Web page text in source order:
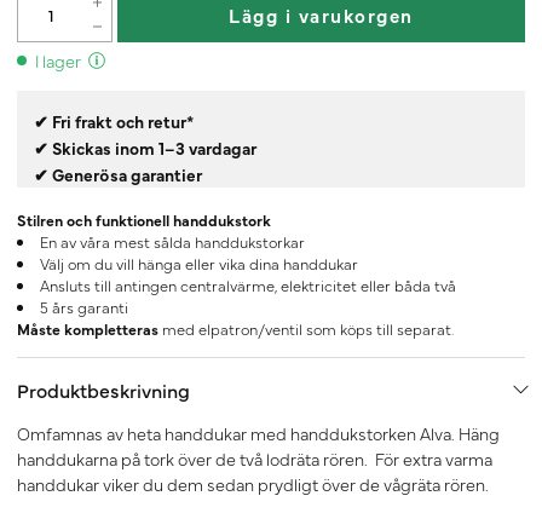
Lägg i varukorgen
I lager
✔ Fri frakt och retur*
✔ Skickas inom 1–3 vardagar
✔ Generösa garantier
Stilren och funktionell handdukstork
En av våra mest sålda handdukstorkar
Välj om du vill hänga eller vika dina handdukar
Ansluts till antingen centralvärme, elektricitet eller båda två
5 års garanti
Måste kompletteras med elpatron/ventil som köps till separat.
Produktbeskrivning
Omfamnas av heta handdukar med handdukstorken Alva. Häng
handdukarna på tork över de två lodräta rören. För extra varma
handdukar viker du dem sedan prydligt över de vågräta rören.